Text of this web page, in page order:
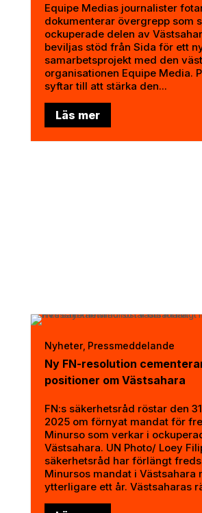
Equipe Medias journalister
dokumenterar övergrepp som
ockuperade delen av
beviljas stöd från Sida för ett
samarbetsprojekt med den
organisationen Equipe Media.
syftar till att stärka den...
Läs mer
Nyheter, Pressmeddelande
Ny FN-resolution
positioner om Västsahara
FN:s säkerhetsråd röstar den
2025 om förnyat mandat för
Minurso som verkar i
Västsahara. UN Photo/ Loey
säkerhetsråd har förlängt
Minursos mandat i Västsahara
ytterligare ett år. Västsaharas